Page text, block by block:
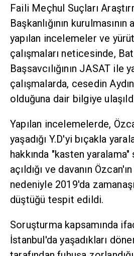
Faili Meçhul Suçları
Başkanlığının
yapılan incelemeler ve
çalışmaları neticesinde,
Başsavcılığının JASAT ile
çalışmalarda, cesedin
olduğuna dair bilgiye
Yapılan incelemelerde,
yaşadığı Y.D'yi bıçakla
hakkında "kasten
açıldığı ve davanın
nedeniyle 2019'da
düştüğü tespit edildi.
Soruşturma kapsamında
İstanbul'da yaşadıkları